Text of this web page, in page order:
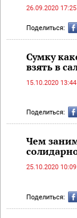
26.09.2020 17:25
Поделиться:
Сумку
взять в
15.10.2020 13:44
Поделиться:
Чем
25.10.2020 10:09
Поделиться: